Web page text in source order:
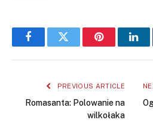
FacebookTwitter Pinterest
PREVIOUS ARTICLE
Romasanta: Polowanie na
wilkołaka